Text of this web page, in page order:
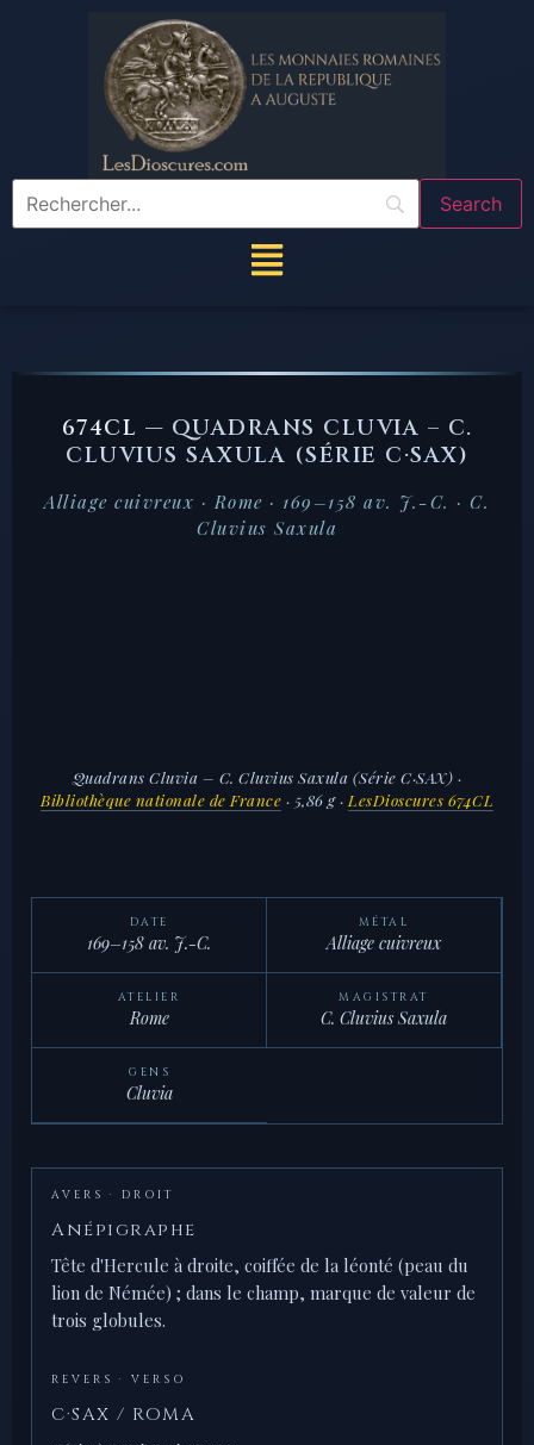
674CL — QUADRANS CLUVIA – C.
CLUVIUS SAXULA (SÉRIE C·SAX)
Alliage cuivreux · Rome · 169–158 av. J.-C. · C.
Cluvius Saxula
Quadrans Cluvia – C. Cluvius Saxula (Série C·SAX) ·
Bibliothèque nationale de France · 5,86 g · LesDioscures 674CL
DATE
169–158 av. J.-C.
MÉTAL
Alliage cuivreux
ATELIER
Rome
MAGISTRAT
C. Cluvius Saxula
GENS
Cluvia
AVERS · DROIT
Anépigraphe
Tête d'Hercule à droite, coiffée de la léonté (peau du
lion de Némée) ; dans le champ, marque de valeur de
trois globules.
REVERS · VERSO
C·SAX / ROMA